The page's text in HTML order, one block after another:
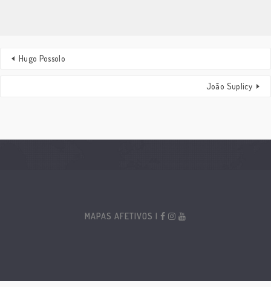
Hugo Possolo
João Suplicy
MAPAS AFETIVOS |